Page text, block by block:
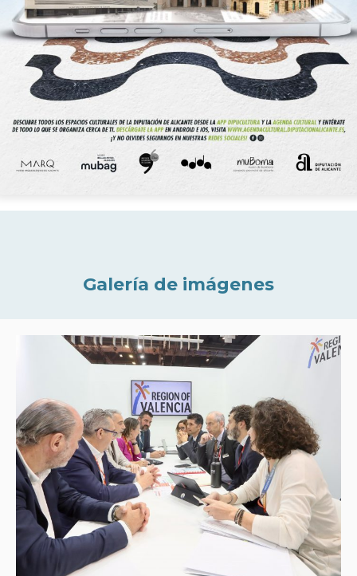
Galería de imágenes